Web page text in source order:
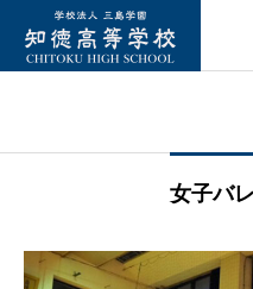
女子バ